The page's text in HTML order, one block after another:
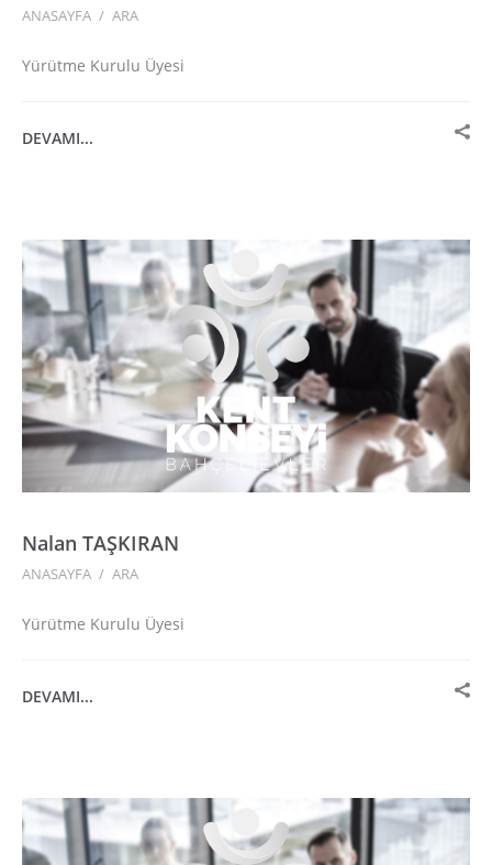
ANASAYFA / ARA
Yürütme Kurulu Üyesi
DEVAMI...
Nalan TAŞKIRAN
ANASAYFA / ARA
Yürütme Kurulu Üyesi
DEVAMI...